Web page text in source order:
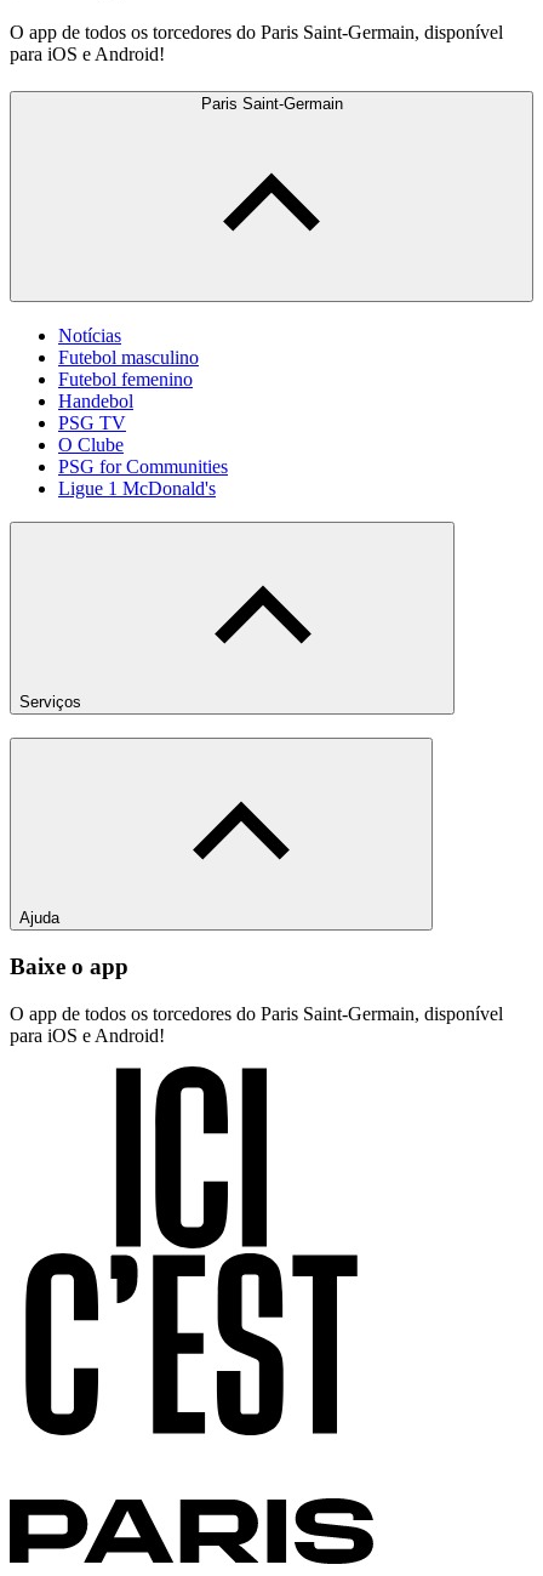
O app de todos os torcedores do Paris Saint-Germain, disponível
para iOS e Android!
Paris Saint-Germain
Notícias
Futebol masculino
Futebol femenino
Handebol
PSG TV
O Clube
PSG for Communities
Ligue 1 McDonald's
Serviços
Ajuda
Baixe o app
O app de todos os torcedores do Paris Saint-Germain, disponível
para iOS e Android!